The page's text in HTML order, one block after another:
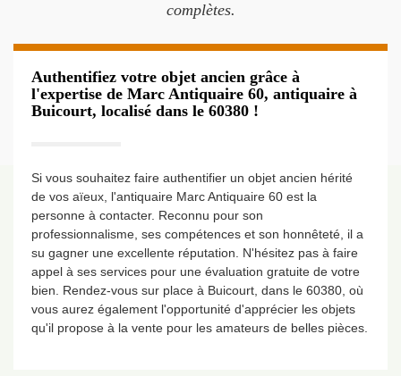
complètes.
Authentifiez votre objet ancien grâce à
l'expertise de Marc Antiquaire 60, antiquaire à
Buicourt, localisé dans le 60380 !
Si vous souhaitez faire authentifier un objet ancien hérité
de vos aïeux, l'antiquaire Marc Antiquaire 60 est la
personne à contacter. Reconnu pour son
professionnalisme, ses compétences et son honnêteté, il a
su gagner une excellente réputation. N'hésitez pas à faire
appel à ses services pour une évaluation gratuite de votre
bien. Rendez-vous sur place à Buicourt, dans le 60380, où
vous aurez également l'opportunité d'apprécier les objets
qu'il propose à la vente pour les amateurs de belles pièces.